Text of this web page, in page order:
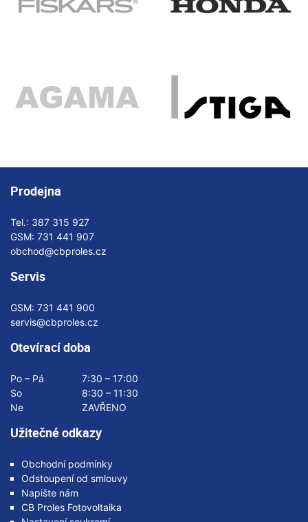
Prodejna
Tel.: 387 315 927
GSM: 731 441 907
obchod@cbproles.cz
Servis
GSM: 731 441 900
servis@cbproles.cz
Otevírací doba
Po – Pá
7:30 – 17:00
So
8:30 – 11:30
Ne
ZAVŘENO
Užitečné odkazy
Obchodní podmínky
Odstoupení od smlouvy
Napište nám
CB Proles Fotovoltaika